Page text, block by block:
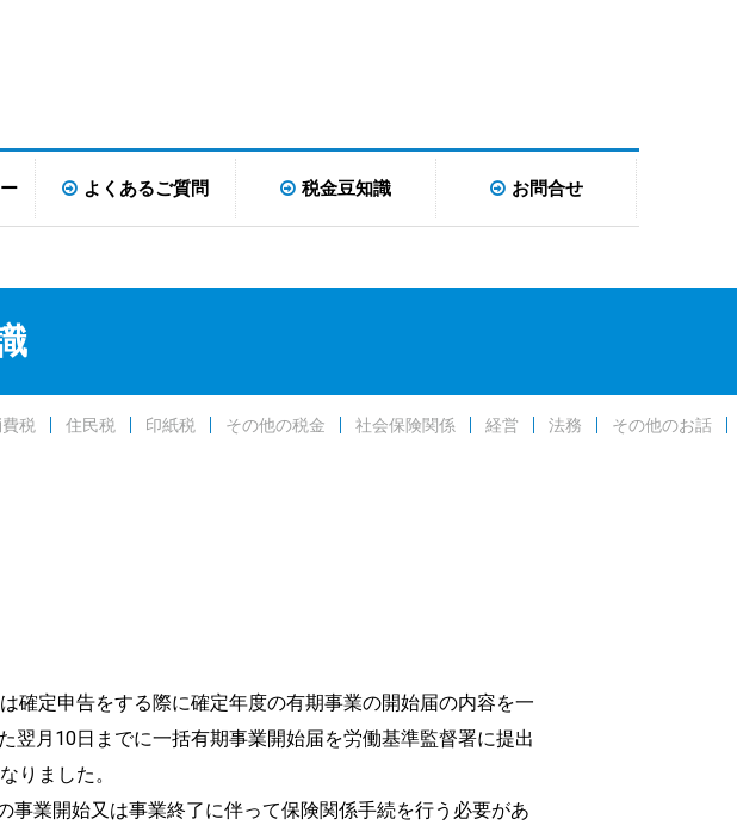
よくあるご質問 税金豆知識 お問合せ
税 住民税 印紙税 その他の税金 社会保険関係 経営 法務 その他のお話
確定申告をする際に確定年度の有期事業の開始届の内容を一
月10日までに一括有期事業開始届を労働基準監督署に提出
りました。
業開始又は事業終了に伴って保険関係手続を行う必要があ